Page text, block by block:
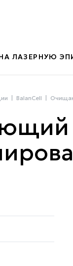
ЛАЗЕРНУЮ
BalanCell